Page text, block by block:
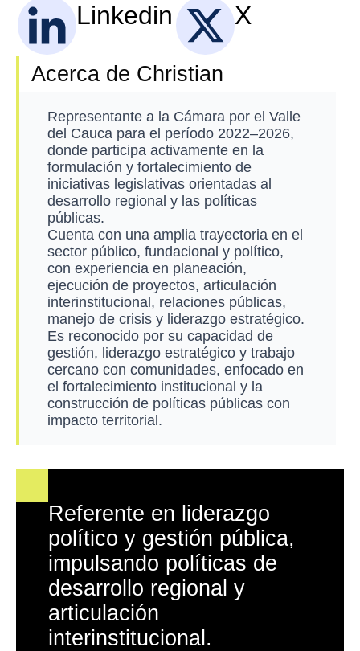
Linkedin X
Acerca de Christian
Representante a la Cámara por el Valle
del Cauca para el período 2022–2026,
donde participa activamente en la
formulación y fortalecimiento de
iniciativas legislativas orientadas al
desarrollo regional y las políticas
públicas.
Cuenta con una amplia trayectoria en el
sector público, fundacional y político,
con experiencia en planeación,
ejecución de proyectos, articulación
interinstitucional, relaciones públicas,
manejo de crisis y liderazgo estratégico.
Es reconocido por su capacidad de
gestión, liderazgo estratégico y trabajo
cercano con comunidades, enfocado en
el fortalecimiento institucional y la
construcción de políticas públicas con
impacto territorial.
Referente en liderazgo
político y gestión pública,
impulsando políticas de
desarrollo regional y
articulación
interinstitucional.